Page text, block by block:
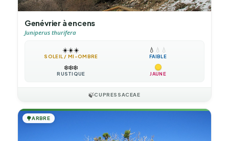
Genévrier à encens
Juniperus thurifera
☀️☀️☀️
SOLEIL / MI-OMBRE
💧 💧 💧
FAIBLE
❄️❄️❄️
RUSTIQUE JAUNE
🍃CUPRESSACEAE
🌳ARBRE